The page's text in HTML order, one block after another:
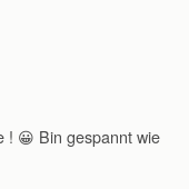
! 😀 Bin gespannt wie